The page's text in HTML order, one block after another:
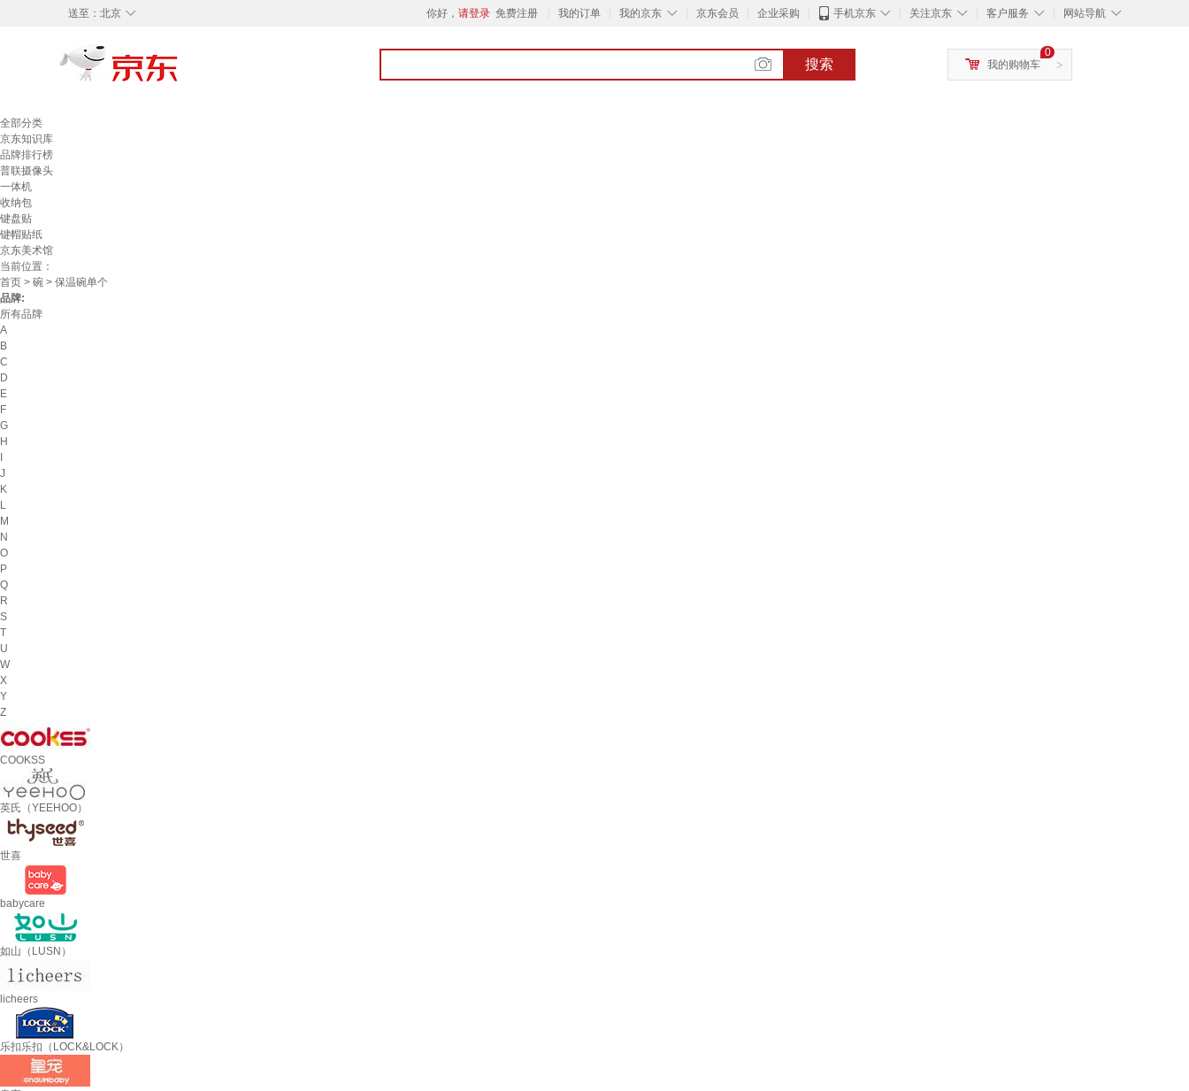
◇
送至： 北京 你好， 请登录 免费注册 我的订单 ◇
我的京东 京东会员 企业采购 ◇
手机京东 ◇
关注京东 ◇
客户服务 ◇
网站导航
搜索 >
0
我的购物车
全部分类
京东知识库
品牌排行榜
普联摄像头
一体机
收纳包
键盘贴
键帽贴纸
京东美术馆
当前位置：
首页 > 碗 > 保温碗单个
品牌:
所有品牌
A
B
C
D
E
F
G
H
J
K
L
M
N
O
P
Q
R
S
T
U
W
X
Y
Z
COOKSS
英氏（YEEHOO）
世喜
babycare
如山（LUSN）
licheers
乐扣乐扣（LOCK&LOCK）